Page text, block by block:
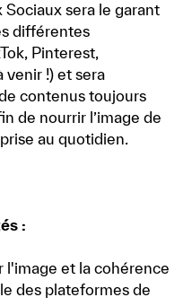
sera le garant
différentes
Pinterest,
!) et sera
contenus toujours
de nourrir l’image de
au quotidien.
:
et la cohérence
des plateformes de